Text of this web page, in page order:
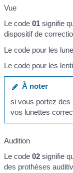
Vue
Le code01 signifie
dispositif de
Le code pour les
Le code pour les
À noter
si vous portez des
vos lunettes
Audition
Le code02 signifie
des prothèses